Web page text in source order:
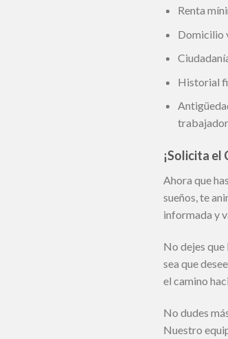
Renta
Domicilio
Historial
¡Solicita el
Ahora que
sueños, te
informada y
No dejes
sea que
el camino
No dudes
Nuestro